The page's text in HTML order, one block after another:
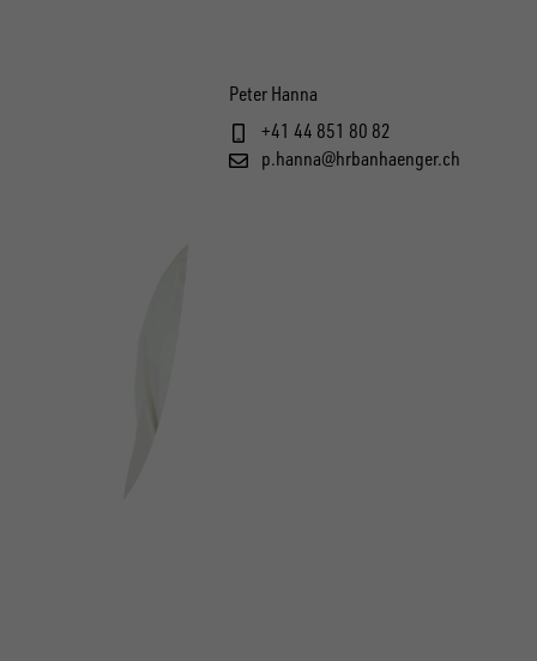
Peter Hanna
+41 44 851 80 82
p.hanna@hrbanhaenger.ch